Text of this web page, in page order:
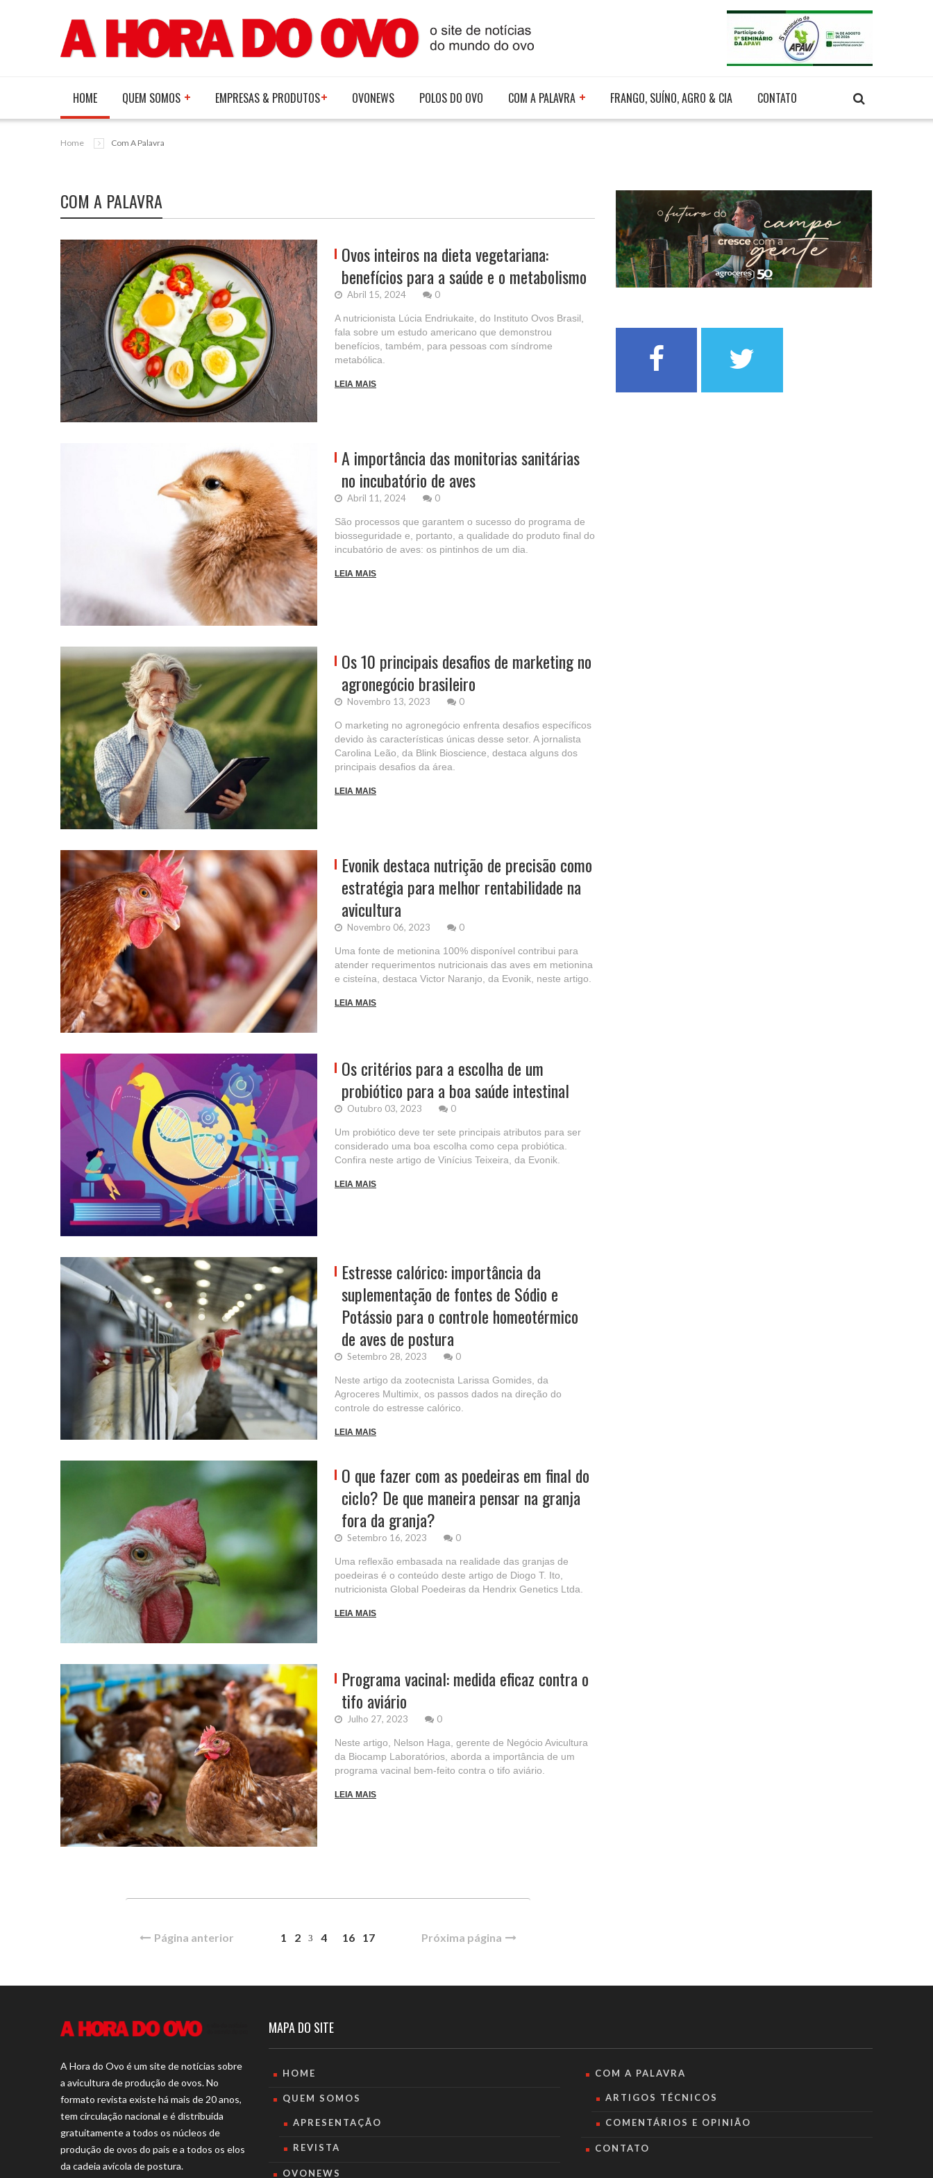
HOME QUEM SOMOS EMPRESAS & PRODUTOS OVONEWS POLOS DO OVO COM A PALAVRA FRANGO, SUÍNO, AGRO & CIA CONTATO
Home Com A Palavra
COM A PALAVRA
Ovos inteiros na dieta vegetariana:
benefícios para a saúde e o metabolismo
Abril 15, 2024 0
A nutricionista Lúcia Endriukaite, do Instituto Ovos Brasil,
fala sobre um estudo americano que demonstrou
benefícios, também, para pessoas com síndrome
metabólica.
LEIA MAIS
A importância das monitorias sanitárias
no incubatório de aves
Abril 11, 2024 0
São processos que garantem o sucesso do programa de
biosseguridade e, portanto, a qualidade do produto final do
incubatório de aves: os pintinhos de um dia.
LEIA MAIS
Os 10 principais desafios de marketing no
agronegócio brasileiro
Novembro 13, 2023 0
O marketing no agronegócio enfrenta desafios específicos
devido às características únicas desse setor. A jornalista
Carolina Leão, da Blink Bioscience, destaca alguns dos
principais desafios da área.
LEIA MAIS
Evonik destaca nutrição de precisão como
estratégia para melhor rentabilidade na
avicultura
Novembro 06, 2023 0
Uma fonte de metionina 100% disponível contribui para
atender requerimentos nutricionais das aves em metionina
e cisteína, destaca Victor Naranjo, da Evonik, neste artigo.
LEIA MAIS
Os critérios para a escolha de um
probiótico para a boa saúde intestinal
Outubro 03, 2023 0
Um probiótico deve ter sete principais atributos para ser
considerado uma boa escolha como cepa probiótica.
Confira neste artigo de Vinícius Teixeira, da Evonik.
LEIA MAIS
Estresse calórico: importância da
suplementação de fontes de Sódio e
Potássio para o controle homeotérmico
de aves de postura
Setembro 28, 2023 0
Neste artigo da zootecnista Larissa Gomides, da
Agroceres Multimix, os passos dados na direção do
controle do estresse calórico.
LEIA MAIS
O que fazer com as poedeiras em final do
ciclo? De que maneira pensar na granja
fora da granja?
Setembro 16, 2023 0
Uma reflexão embasada na realidade das granjas de
poedeiras é o conteúdo deste artigo de Diogo T. Ito,
nutricionista Global Poedeiras da Hendrix Genetics Ltda.
LEIA MAIS
Programa vacinal: medida eficaz contra o
tifo aviário
Julho 27, 2023 0
Neste artigo, Nelson Haga, gerente de Negócio Avicultura
da Biocamp Laboratórios, aborda a importância de um
programa vacinal bem-feito contra o tifo aviário.
LEIA MAIS
Página anterior 1 2 3 4 16 17 Próxima página
A Hora do Ovo é um site de notícias sobre
a avicultura de produção de ovos. No
formato revista existe há mais de 20 anos,
tem circulação nacional e é distribuída
gratuitamente a todos os núcleos de
produção de ovos do país e a todos os elos
da cadeia avícola de postura.
MAPA DO SITE
HOME
QUEM SOMOS
APRESENTAÇÃO
REVISTA
OVONEWS
COM A PALAVRA
ARTIGOS TÉCNICOS
COMENTÁRIOS E OPINIÃO
CONTATO